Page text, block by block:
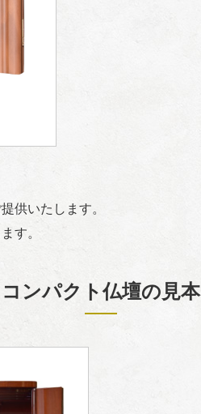
供いたします。
す。
コンパクト仏壇の見本